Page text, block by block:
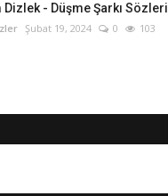
- Düşme Şarkı Sözleri
Şubat 19, 2024 0 103